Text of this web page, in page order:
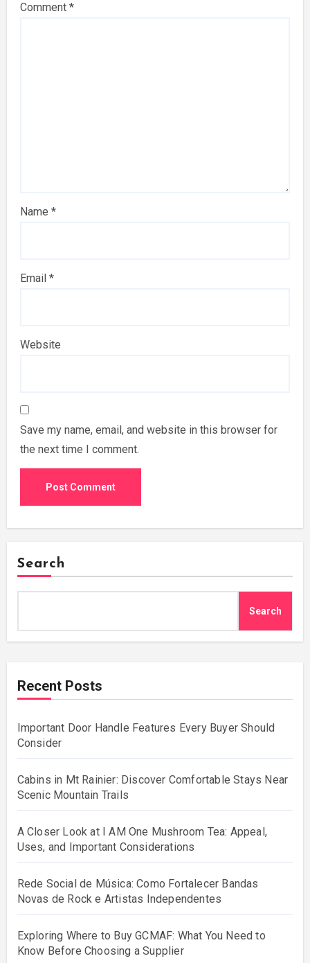
Comment *
Name *
Email *
Website
Save my name, email, and website in this browser for
the next time I comment.
Search
Search
Recent Posts
Important Door Handle Features Every Buyer Should
Consider
Cabins in Mt Rainier: Discover Comfortable Stays Near
Scenic Mountain Trails
A Closer Look at I AM One Mushroom Tea: Appeal,
Uses, and Important Considerations
Rede Social de Música: Como Fortalecer Bandas
Novas de Rock e Artistas Independentes
Exploring Where to Buy GCMAF: What You Need to
Know Before Choosing a Supplier